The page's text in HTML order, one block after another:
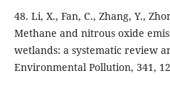
48. Li, X., Fan, C., Zhang, Y.,
Methane and nitrous oxide
wetlands: a systematic review
Environmental Pollution, 341,